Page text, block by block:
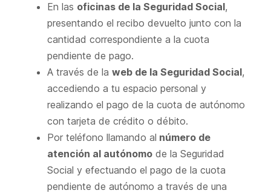
En las oficinas de la Seguridad Social,
presentando el recibo devuelto junto con la
cantidad correspondiente a la cuota
pendiente de pago.
A través de la web de la Seguridad Social,
accediendo a tu espacio personal y
realizando el pago de la cuota de autónomo
con tarjeta de crédito o débito.
Por teléfono llamando al número de
atención al autónomo de la Seguridad
Social y efectuando el pago de la cuota
pendiente de autónomo a través de una